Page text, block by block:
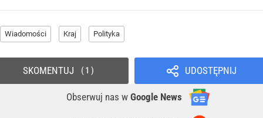
Wiadomości Kraj Polityka
UDOSTĘPNIJ
Obserwuj nas w Google News
SKOMENTUJ 1